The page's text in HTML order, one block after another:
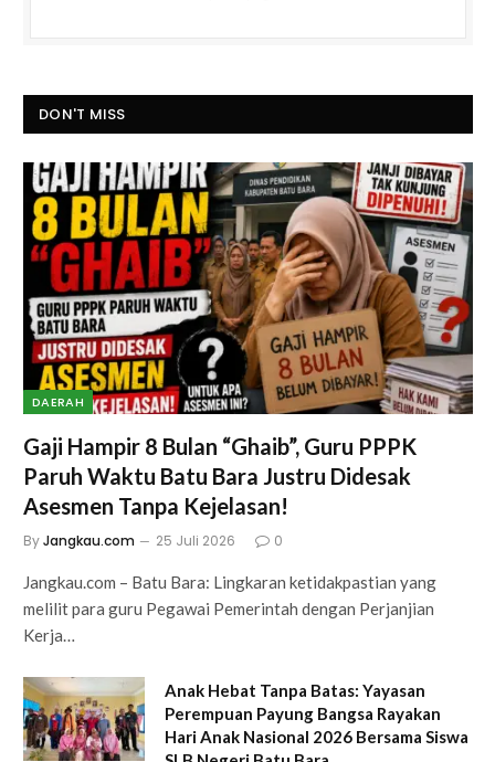
DON'T MISS
DAERAH
Gaji Hampir 8 Bulan “Ghaib”, Guru PPPK
Paruh Waktu Batu Bara Justru Didesak
Asesmen Tanpa Kejelasan!
ByJangkau.com 25 Juli 2026 0
Jangkau.com – Batu Bara: Lingkaran ketidakpastian yang
melilit para guru Pegawai Pemerintah dengan Perjanjian
Kerja…
Anak Hebat Tanpa Batas: Yayasan
Perempuan Payung Bangsa Rayakan
Hari Anak Nasional 2026 Bersama Siswa